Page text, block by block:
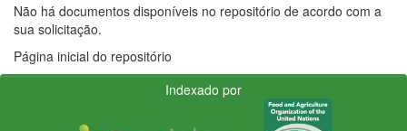
Não há documentos disponíveis no repositório de acordo com a
sua solicitação.
Página inicial do repositório
Indexado por